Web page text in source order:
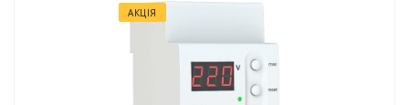
АКЦІЯ